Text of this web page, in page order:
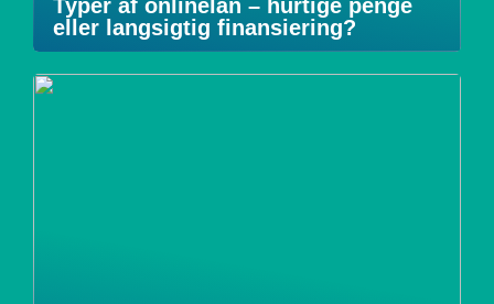
Typer af onlinelån – hurtige penge
eller langsigtig finansiering?